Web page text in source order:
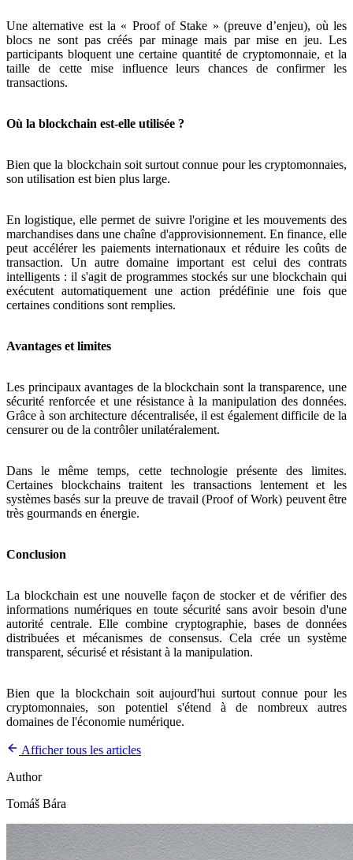
Une alternative est la « Proof of Stake » (preuve d’enjeu), où les
blocs ne sont pas créés par minage mais par mise en jeu. Les
participants bloquent une certaine quantité de cryptomonnaie, et la
taille de cette mise influence leurs chances de confirmer les
transactions.
Où la blockchain est-elle utilisée ?
Bien que la blockchain soit surtout connue pour les cryptomonnaies,
son utilisation est bien plus large.
En logistique, elle permet de suivre l'origine et les mouvements des
marchandises dans une chaîne d'approvisionnement. En finance, elle
peut accélérer les paiements internationaux et réduire les coûts de
transaction. Un autre domaine important est celui des contrats
intelligents : il s'agit de programmes stockés sur une blockchain qui
exécutent automatiquement une action prédéfinie une fois que
certaines conditions sont remplies.
Avantages et limites
Les principaux avantages de la blockchain sont la transparence, une
sécurité renforcée et une résistance à la manipulation des données.
Grâce à son architecture décentralisée, il est également difficile de la
censurer ou de la contrôler unilatéralement.
Dans le même temps, cette technologie présente des limites.
Certaines blockchains traitent les transactions lentement et les
systèmes basés sur la preuve de travail (Proof of Work) peuvent être
très gourmands en énergie.
Conclusion
La blockchain est une nouvelle façon de stocker et de vérifier des
informations numériques en toute sécurité sans avoir besoin d'une
autorité centrale. Elle combine cryptographie, bases de données
distribuées et mécanismes de consensus. Cela crée un système
transparent, sécurisé et résistant à la manipulation.
Bien que la blockchain soit aujourd'hui surtout connue pour les
cryptomonnaies, son potentiel s'étend à de nombreux autres
domaines de l'économie numérique.
Afficher tous les articles
Author
Tomáš Bára